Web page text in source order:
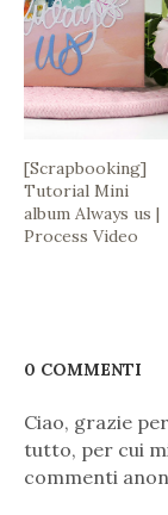
[Scrapbooking]
Tutorial Mini
album Always us |
Process Video
0 COMMENTI
Ciao, grazie
tutto, per cui
commenti